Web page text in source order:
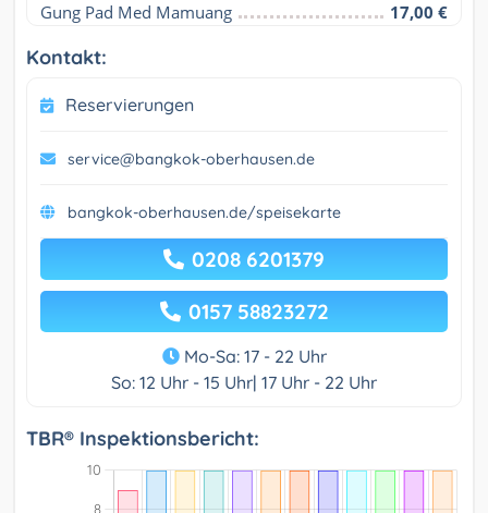
Gung Pad Med Mamuang
17,00 €
Kontakt:
Reservierungen
service@bangkok-oberhausen.de
bangkok-oberhausen.de/speisekarte
0208 6201379
0157 58823272
Mo-Sa: 17 - 22 Uhr
So: 12 Uhr - 15 Uhr| 17 Uhr - 22 Uhr
TBR® Inspektionsbericht: